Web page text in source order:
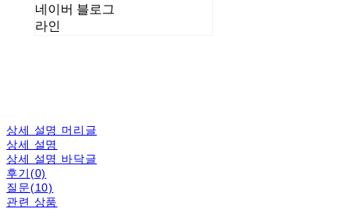
네이버 블로그
라인
상세 설명 머리글
상세 설명
상세 설명 바닥글
후기(0)
질문(10)
관련 상품